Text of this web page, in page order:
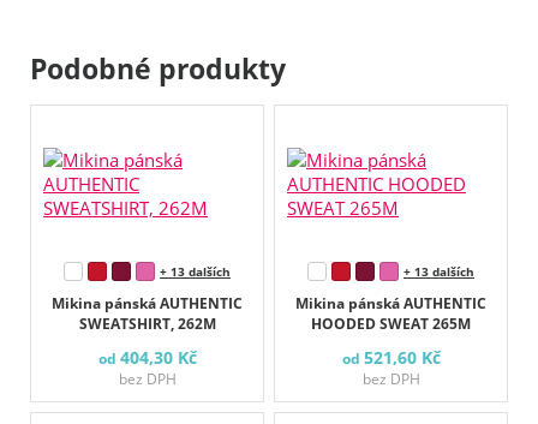
Podobné produkty
Mikina pánská AUTHENTIC
SWEATSHIRT, 262M
+ 13 dalších
od 404,30 Kč
bez DPH
Mikina pánská AUTHENTIC
HOODED SWEAT 265M
+ 13 dalších
od 521,60 Kč
bez DPH